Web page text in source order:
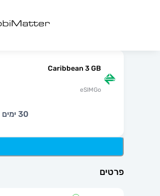
Caribbean 3 GB
eSIMGo
30 ימים
פרטים